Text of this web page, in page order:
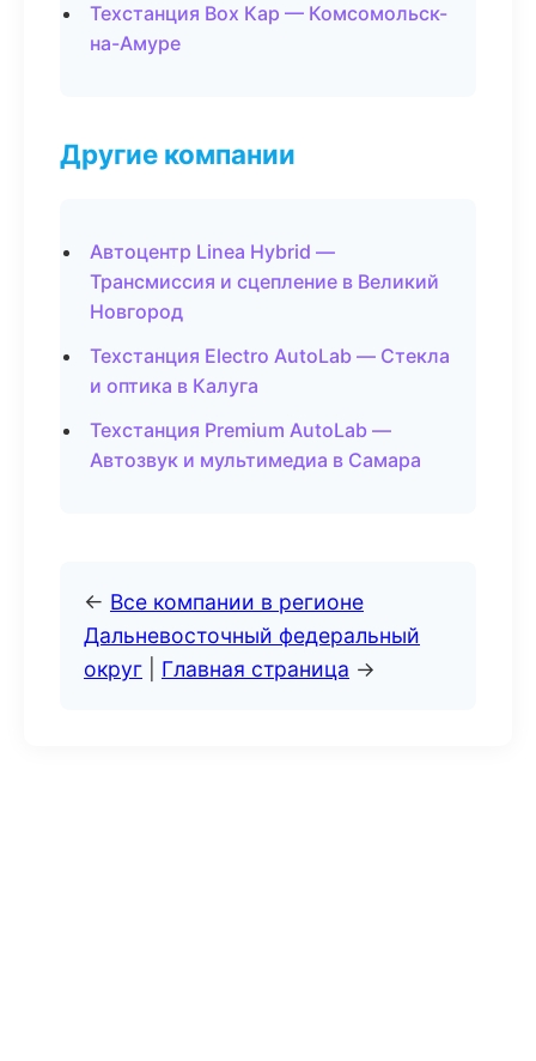
Техстанция Box Кар — Комсомольск-
на-Амуре
Другие компании
Автоцентр Linea Hybrid —
Трансмиссия и сцепление в Великий
Новгород
Техстанция Electro AutoLab — Стекла
и оптика в Калуга
Техстанция Premium AutoLab —
Автозвук и мультимедиа в Самара
← Все компании в регионе
Дальневосточный федеральный
округ
Главная страница →